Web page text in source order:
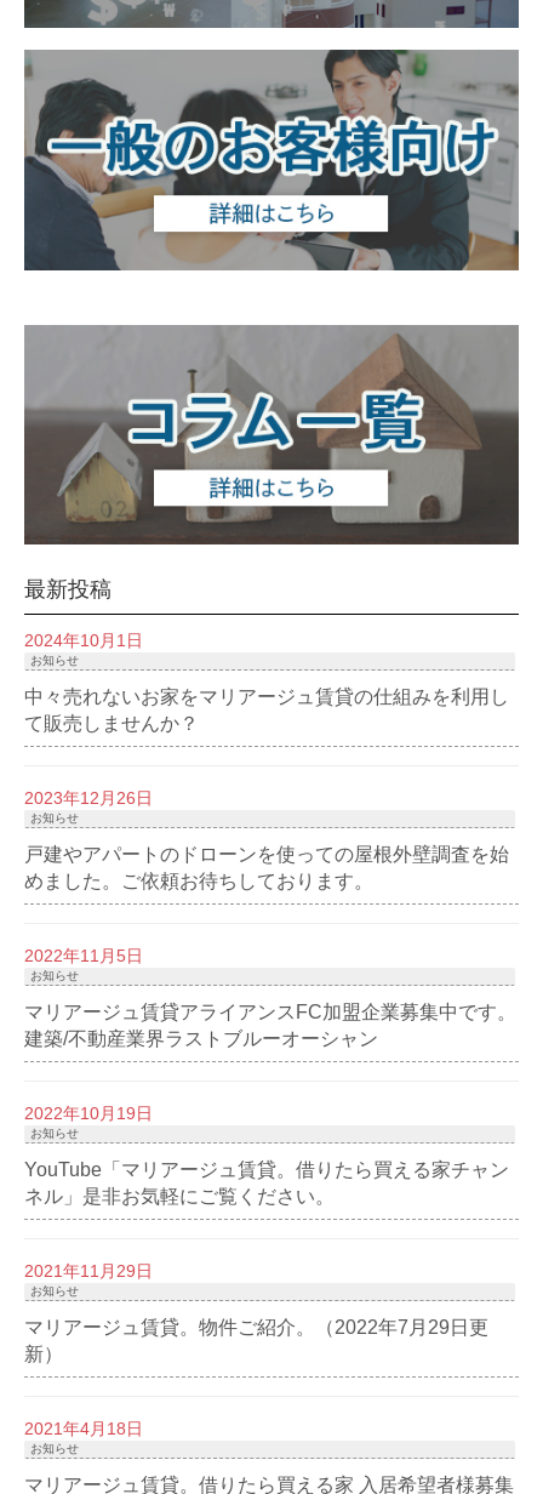
最新投稿
2024年10月1日
お知らせ
中々売れないお家をマリアージュ賃貸の仕組みを利用し
て販売しませんか？
2023年12月26日
お知らせ
戸建やアパートのドローンを使っての屋根外壁調査を始
めました。ご依頼お待ちしております。
2022年11月5日
お知らせ
マリアージュ賃貸アライアンスFC加盟企業募集中です。
建築/不動産業界ラストブルーオーシャン
2022年10月19日
お知らせ
YouTube「マリアージュ賃貸。借りたら買える家チャン
ネル」是非お気軽にご覧ください。
2021年11月29日
お知らせ
マリアージュ賃貸。物件ご紹介。（2022年7月29日更
新）
2021年4月18日
お知らせ
マリアージュ賃貸。借りたら買える家 入居希望者様募集